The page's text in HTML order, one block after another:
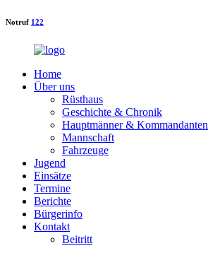
Notruf 122
Home
Über uns
Rüsthaus
Geschichte & Chronik
Hauptmänner & Kommandanten
Mannschaft
Fahrzeuge
Jugend
Einsätze
Termine
Berichte
Bürgerinfo
Kontakt
Beitritt